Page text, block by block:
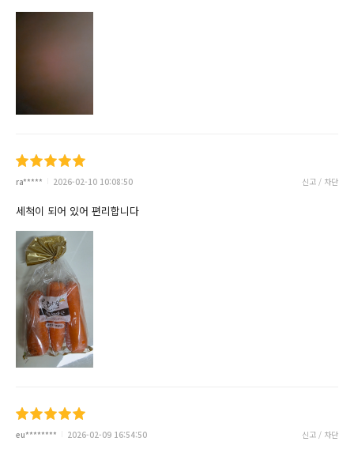
ra***** 2026-02-10 10:08:50 신고 / 차단
세척이 되어 있어 편리합니다
eu******** 2026-02-09 16:54:50 신고 / 차단